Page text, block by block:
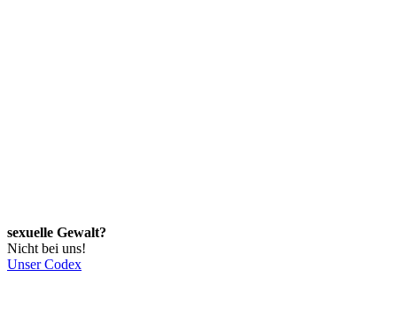
sexuelle Gewalt?
Nicht bei uns!
Unser Codex